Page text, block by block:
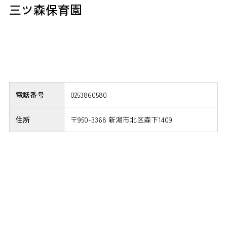
三ツ森保育園
電話番号 0253860580
住所 〒950-3368 新潟市北区森下1409